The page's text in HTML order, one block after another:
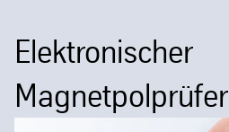
Elektronischer
Magnetpolprüfer